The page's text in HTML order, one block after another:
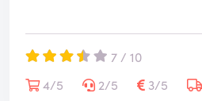
7 / 10
4/5
2/5 3/5